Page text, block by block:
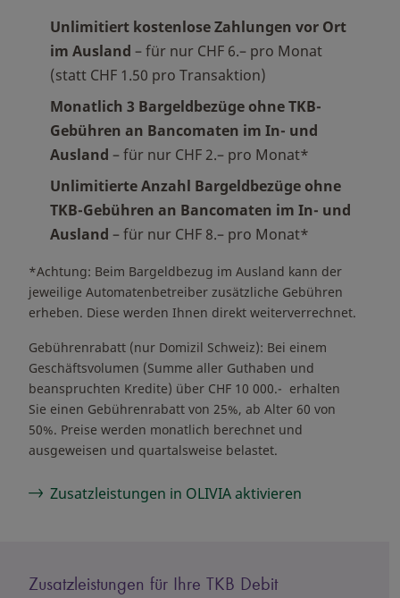
Unlimitiert kostenlose Zahlungen vor Ort
im Ausland – für nur CHF 6.– pro Monat
(statt CHF 1.50 pro Transaktion)
Monatlich 3 Bargeldbezüge ohne TKB-
Gebühren an Bancomaten im In- und
Ausland – für nur CHF 2.– pro Monat*
Unlimitierte Anzahl Bargeldbezüge ohne
TKB-Gebühren an Bancomaten im In- und
Ausland – für nur CHF 8.– pro Monat*
*Achtung: Beim Bargeldbezug im Ausland kann der
jeweilige Automatenbetreiber zusätzliche Gebühren
erheben. Diese werden Ihnen direkt weiterverrechnet.
Gebührenrabatt (nur Domizil Schweiz): Bei einem
Geschäftsvolumen (Summe aller Guthaben und
beanspruchten Kredite) über CHF 10 000.- erhalten
Sie einen Gebührenrabatt von 25%, ab Alter 60 von
50%. Preise werden monatlich berechnet und
ausgeweisen und quartalsweise belastet.
Zusatzleistungen in OLIVIA aktivieren
Zusatzleistungen für Ihre TKB Debit